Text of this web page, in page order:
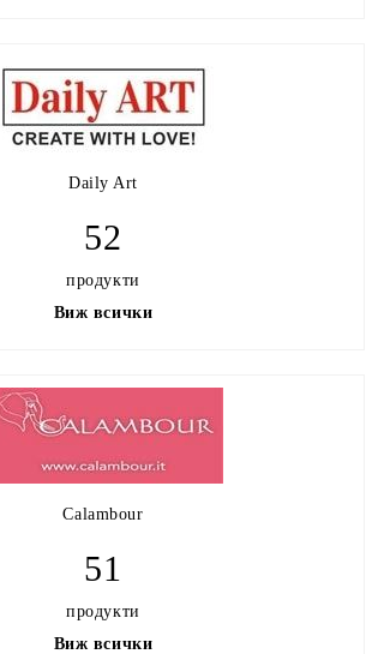
Daily Art
52
продукти
Виж всички
Calambour
51
продукти
Виж всички